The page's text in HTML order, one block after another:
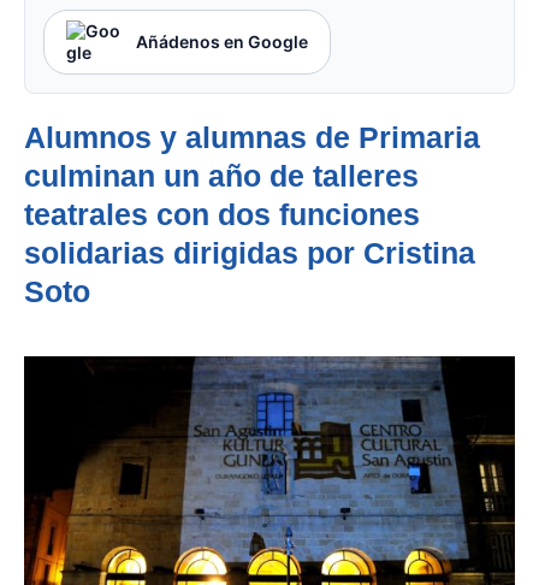
Añádenos en Google
Alumnos y alumnas de Primaria
culminan un año de talleres
teatrales con dos funciones
solidarias dirigidas por Cristina
Soto